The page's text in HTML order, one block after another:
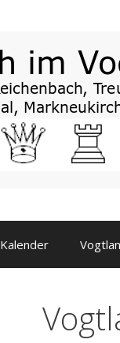
Kalender